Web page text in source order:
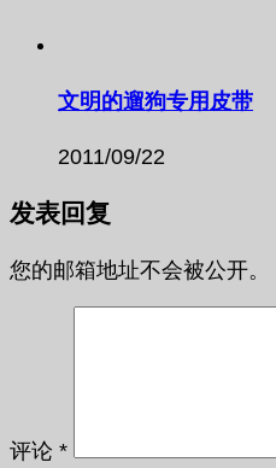
文明的遛狗专用皮带
2011/09/22
发表回复
您的邮箱地址不会被公开。
评论 *